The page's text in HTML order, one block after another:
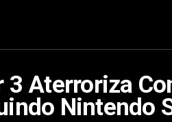
Aterroriza
Nintendo